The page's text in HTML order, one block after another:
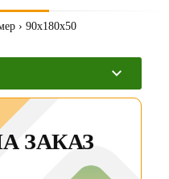
› 90x180x50
ЗАКАЗ